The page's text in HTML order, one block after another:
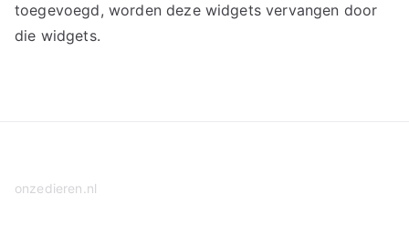
toegevoegd, worden deze widgets vervangen door
die widgets.
onzedieren.nl